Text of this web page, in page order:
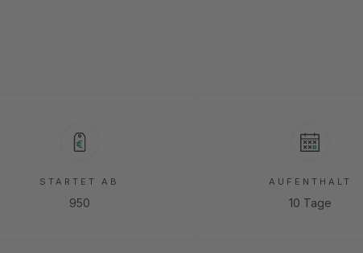
STARTET AB
950
AUFENTHALT
10 Tage